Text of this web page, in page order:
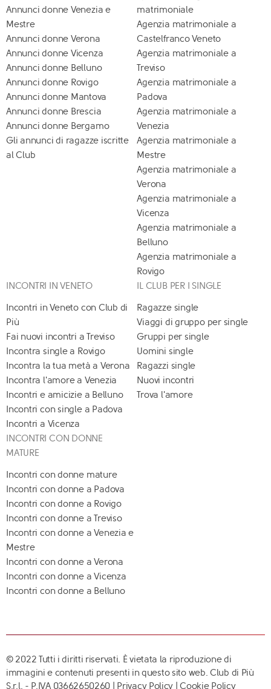
Annunci donne Venezia e
Mestre
Annunci donne Verona
Annunci donne Vicenza
Annunci donne Belluno
Annunci donne Rovigo
Annunci donne Mantova
Annunci donne Brescia
Annunci donne Bergamo
Gli annunci di ragazze iscritte
al Club
matrimoniale
Agenzia matrimoniale a
Castelfranco Veneto
Agenzia matrimoniale a
Treviso
Agenzia matrimoniale a
Padova
Agenzia matrimoniale a
Venezia
Agenzia matrimoniale a
Mestre
Agenzia matrimoniale a
Verona
Agenzia matrimoniale a
Vicenza
Agenzia matrimoniale a
Belluno
Agenzia matrimoniale a
Rovigo
INCONTRI IN VENETO
Incontri in Veneto con Club di
Più
Fai nuovi incontri a Treviso
Incontra single a Rovigo
Incontra la tua metà a Verona
Incontra l'amore a Venezia
Incontri e amicizie a Belluno
Incontri con single a Padova
Incontri a Vicenza
IL CLUB PER I SINGLE
Ragazze single
Viaggi di gruppo per single
Gruppi per single
Uomini single
Ragazzi single
Nuovi incontri
Trova l'amore
INCONTRI CON DONNE
MATURE
Incontri con donne mature
Incontri con donne a Padova
Incontri con donne a Rovigo
Incontri con donne a Treviso
Incontri con donne a Venezia e
Mestre
Incontri con donne a Verona
Incontri con donne a Vicenza
Incontri con donne a Belluno
© 2022 Tutti i diritti riservati. È vietata la riproduzione di
immagini e contenuti presenti in questo sito web. Club di Più
S.r.l. - P.IVA 03662650260 | Privacy Policy |Cookie Policy